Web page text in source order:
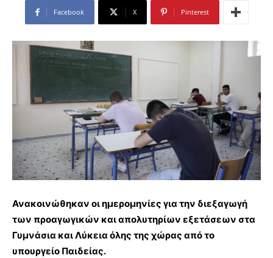
Facebook X Pinterest
Ανακοινώθηκαν οι ημερομηνίες για την διεξαγωγή
των προαγωγικών και απολυτηρίων εξετάσεων στα
Γυμνάσια και Λύκεια όλης της χώρας από το
υπουργείο Παιδείας.